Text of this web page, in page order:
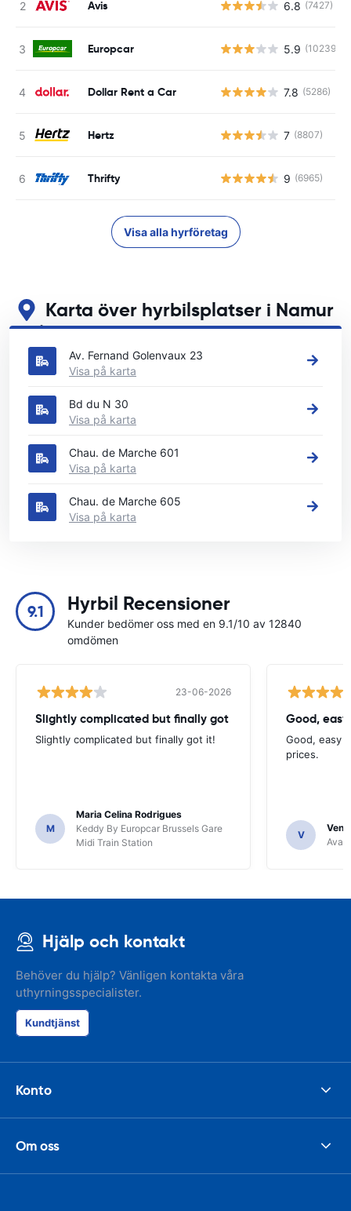
Avis 6.8 (7427)
Europcar 5.9 (10239)
Dollar Rent a Car 7.8 (5286)
Hertz 7 (8807)
Thrifty 9 (6965)
Visa alla hyrföretag
Karta över hyrbilsplatser i Namur
Se våra huvudsakliga biluthyrningsplatser i Namur
Av. Fernand Golenvaux 23
Visa på karta
Bd du N 30
Visa på karta
Chau. de Marche 601
Visa på karta
Chau. de Marche 605
Visa på karta
9.1 Hyrbil Recensioner
Kunder bedömer oss med en 9.1/10 av 12840
omdömen
23-06-2026
Slightly complicated but finally got
Slightly complicated but finally got it!
M
Maria Celina Rodrigues
Keddy By Europcar Brussels Gare
Midi Train Station
Good,
Good, easy
prices.
V
Hjälp och kontakt
Behöver du hjälp? Vänligen kontakta våra
uthyrningsspecialister.
Kundtjänst
Konto
Om oss